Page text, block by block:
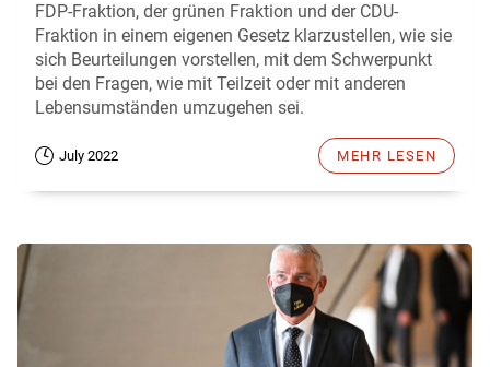
FDP-Fraktion, der grünen Fraktion und der CDU-
Fraktion in einem eigenen Gesetz klarzustellen, wie sie
sich Beurteilungen vorstellen, mit dem Schwerpunkt
bei den Fragen, wie mit Teilzeit oder mit anderen
Lebensumständen umzugehen sei.
July 2022 MEHR LESEN